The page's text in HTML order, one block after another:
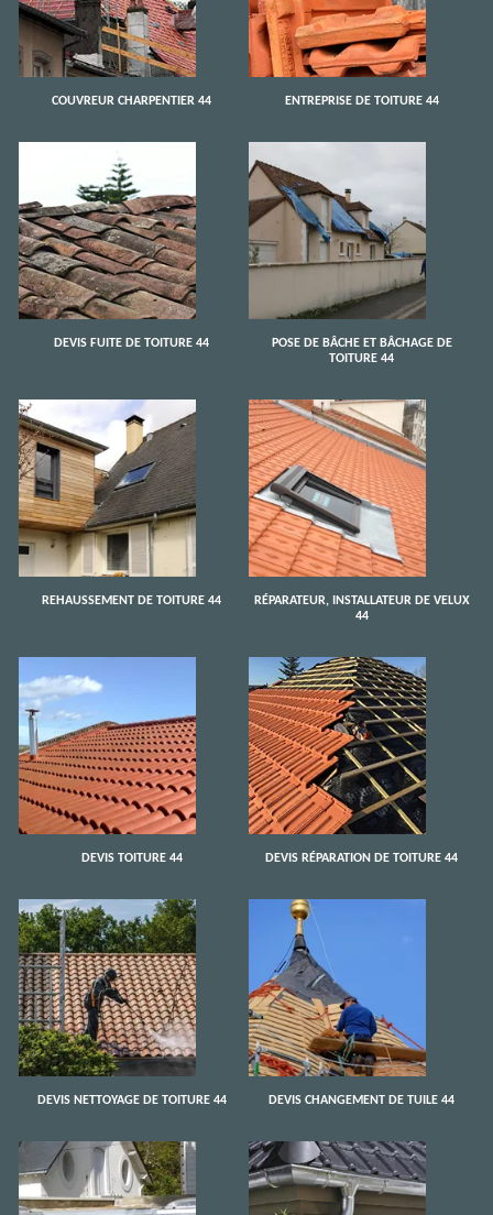
COUVREUR CHARPENTIER 44 ENTREPRISE DE TOITURE 44
DEVIS FUITE DE TOITURE 44
POSE DE BÂCHE ET BÂCHAGE DE
TOITURE 44
REHAUSSEMENT DE TOITURE 44
RÉPARATEUR, INSTALLATEUR DE VELUX
44
DEVIS TOITURE 44 DEVIS RÉPARATION DE TOITURE 44
DEVIS NETTOYAGE DE TOITURE 44 DEVIS CHANGEMENT DE TUILE 44